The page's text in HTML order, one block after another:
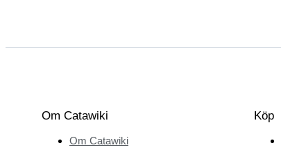
Om Catawiki
Om Catawiki
Köp